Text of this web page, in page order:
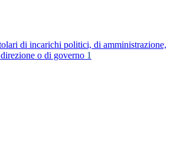
di incarichi politici, di amministrazione,
o di governo 1